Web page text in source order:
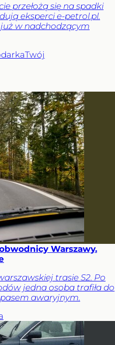
przełożą się na spadki
eksperci e-petrol.pl.
w nadchodzącym
Twój
Warszawy.
trasie S2. Po
jedna osoba trafiła do
awaryjnym.